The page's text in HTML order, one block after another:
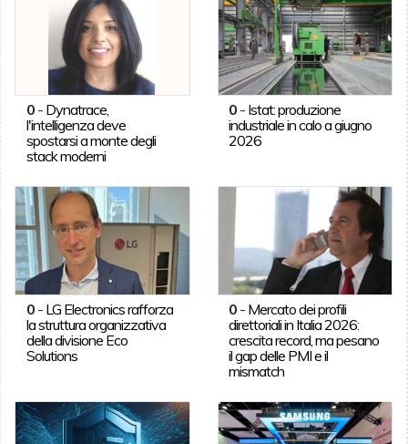
0- Dynatrace,
l'intelligenza deve
spostarsi a monte degli
stack moderni
0 - Istat: produzione
industriale in calo a giugno
2026
0- LG Electronics rafforza
la struttura organizzativa
della divisione Eco
Solutions
0 - Mercato dei profili
direttoriali in Italia 2026:
crescita record, ma pesano
il gap delle PMI e il
mismatch